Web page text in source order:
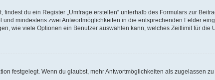
du ein Register „Umfrage erstellen“ unterhalb des Formulars zur
mindestens zwei Antwortmöglichkeiten in die entsprechenden Felder
wie viele Optionen ein Benutzer auswählen kann, welches Zeitlimit für
festgelegt. Wenn du glaubst, mehr Antwortmöglichkeiten als zugelassen